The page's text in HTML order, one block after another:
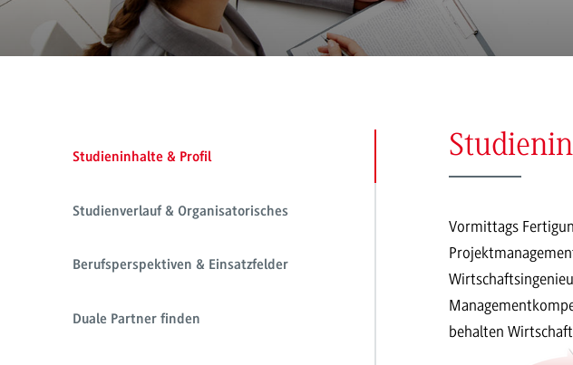
Studieninhalte & Profil
Studienverlauf & Organisatorisches
Berufsperspektiven & Einsatzfelder
Duale Partner finden
Vormittags
behalten